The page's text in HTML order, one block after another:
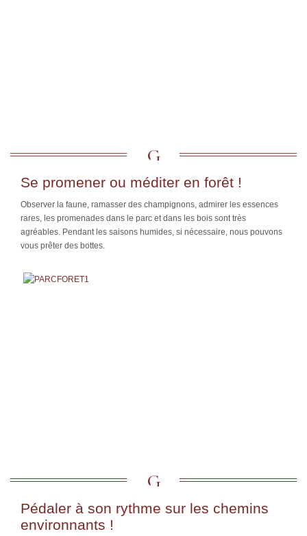
Se promener ou méditer en forêt !
Observer la faune, ramasser des champignons, admirer les essences
rares, les promenades dans le parc et dans les bois sont très
agréables. Pendant les saisons humides, si nécessaire, nous pouvons
vous prêter des bottes.
Pédaler à son rythme sur les chemins
environnants !